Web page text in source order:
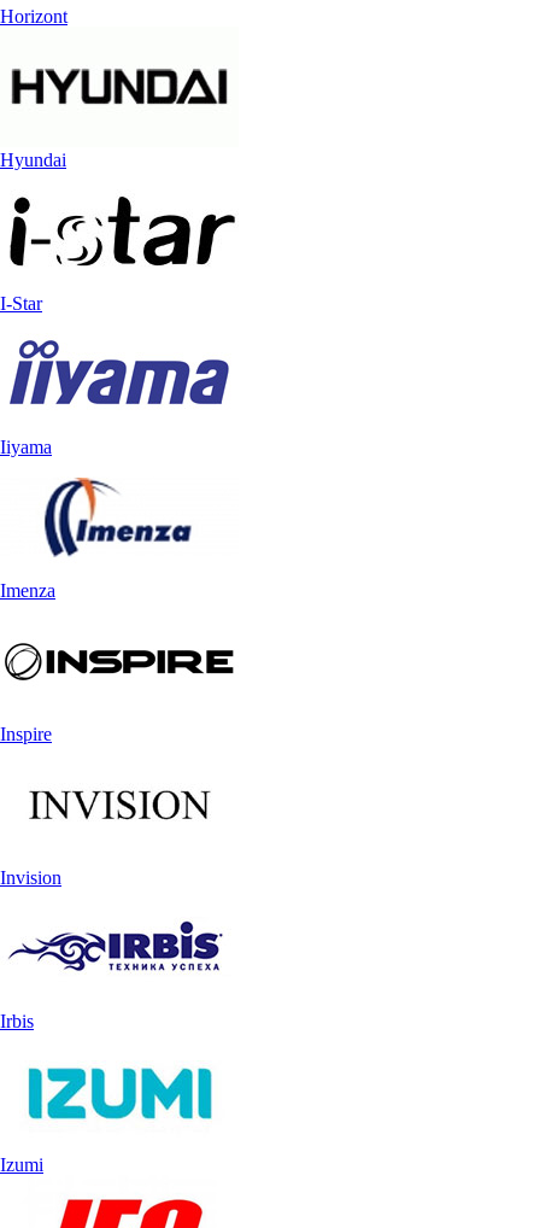
Horizont
Hyundai
I-Star
Iiyama
Imenza
Inspire
Invision
Irbis
Izumi